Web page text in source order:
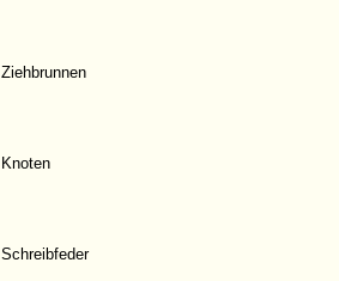
Ziehbrunnen
Knoten
Schreibfeder